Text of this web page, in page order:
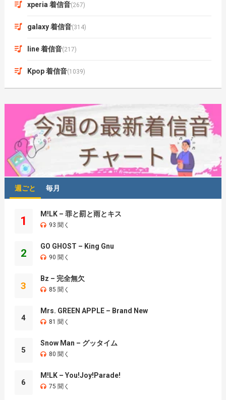
xperia 着信音(267)
galaxy 着信音(314)
line 着信音(217)
Kpop 着信音(1039)
週ごと 毎月
1
M!LK – 罪と罰と雨とキス
93 聞く
2
GO GHOST – King Gnu
90 聞く
3
Bz – 完全無欠
85 聞く
4
Mrs. GREEN APPLE – Brand New
81 聞く
5
Snow Man – グッタイム
80 聞く
6
M!LK – You!Joy!Parade!
75 聞く